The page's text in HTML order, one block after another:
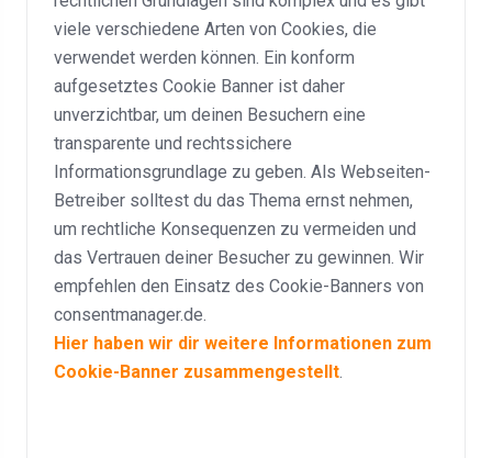
viele verschiedene Arten von Cookies, die
verwendet werden können. Ein konform
aufgesetztes Cookie Banner ist daher
unverzichtbar, um deinen Besuchern eine
transparente und rechtssichere
Informationsgrundlage zu geben. Als Webseiten-
Betreiber solltest du das Thema ernst nehmen,
um rechtliche Konsequenzen zu vermeiden und
das Vertrauen deiner Besucher zu gewinnen. Wir
empfehlen den Einsatz des Cookie-Banners von
consentmanager.de.
Hier haben wir dir weitere Informationen zum
Cookie-Banner zusammengestellt.